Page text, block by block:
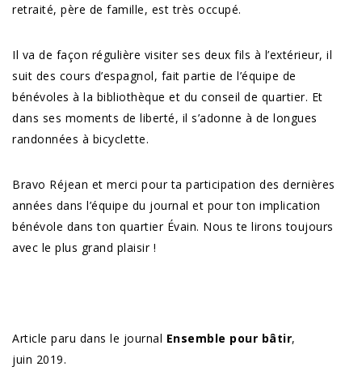
retraité, père de famille, est très occupé.
Il va de façon régulière visiter ses deux fils à l’extérieur, il
suit des cours d’espagnol, fait partie de l’équipe de
bénévoles à la bibliothèque et du conseil de quartier. Et
dans ses moments de liberté, il s’adonne à de longues
randonnées à bicyclette.
Bravo Réjean et merci pour ta participation des dernières
années dans l’équipe du journal et pour ton implication
bénévole dans ton quartier Évain. Nous te lirons toujours
avec le plus grand plaisir !
Article paru dans le journal Ensemble pour bâtir,
juin 2019.